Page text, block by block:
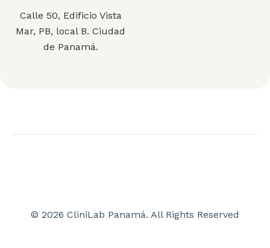
Calle 50, Edificio Vista
Mar, PB, local B. Ciudad
de Panamá.
© 2026 CliniLab Panamá. All Rights Reserved